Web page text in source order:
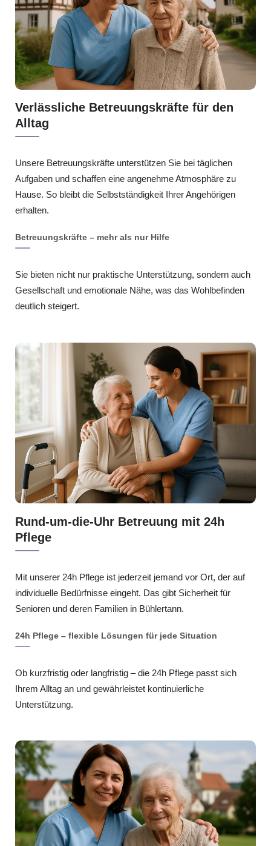
Verlässliche Betreuungskräfte für den
Alltag
Unsere Betreuungskräfte unterstützen Sie bei täglichen
Aufgaben und schaffen eine angenehme Atmosphäre zu
Hause. So bleibt die Selbstständigkeit Ihrer Angehörigen
erhalten.
Betreuungskräfte – mehr als nur Hilfe
Sie bieten nicht nur praktische Unterstützung, sondern auch
Gesellschaft und emotionale Nähe, was das Wohlbefinden
deutlich steigert.
Rund-um-die-Uhr Betreuung mit 24h
Pflege
Mit unserer 24h Pflege ist jederzeit jemand vor Ort, der auf
individuelle Bedürfnisse eingeht. Das gibt Sicherheit für
Senioren und deren Familien in Bühlertann.
24h Pflege – flexible Lösungen für jede Situation
Ob kurzfristig oder langfristig – die 24h Pflege passt sich
Ihrem Alltag an und gewährleistet kontinuierliche
Unterstützung.